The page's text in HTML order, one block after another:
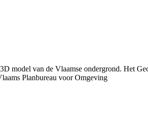
model van de Vlaamse ondergrond. Het
Planbureau voor Omgeving